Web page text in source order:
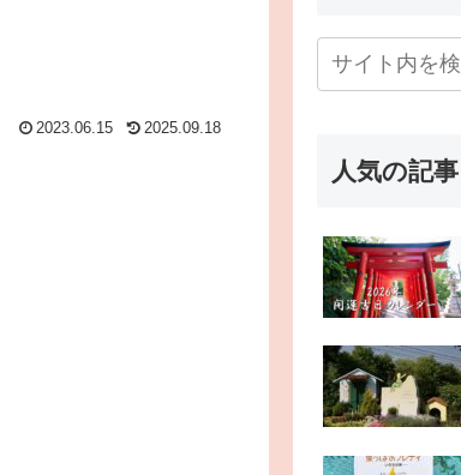
2023.06.15 2025.09.18
人気の記事